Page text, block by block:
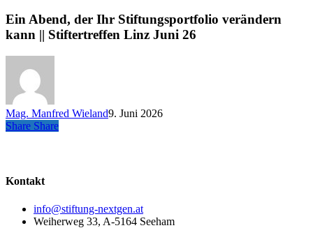
der
Ihr
Stiftungsportfolio
Juni
Ein Abend, der Ihr Stiftungsportfolio verändern
kann || Stiftertreffen Linz Juni 26
Mag. Manfred Wieland9. Juni 2026
Share
Share Share
Kontakt
info@stiftung-nextgen.at
Weiherweg 33, A-5164 Seeham